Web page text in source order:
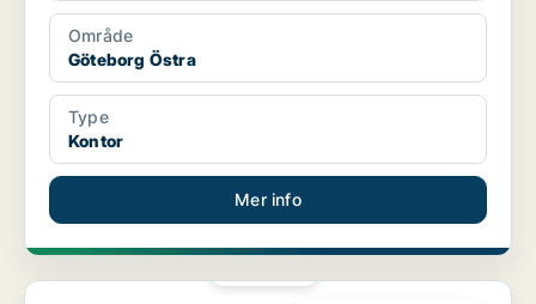
Område
Göteborg Östra
Type
Kontor
Mer info
Kontor i Göteborg Centrum